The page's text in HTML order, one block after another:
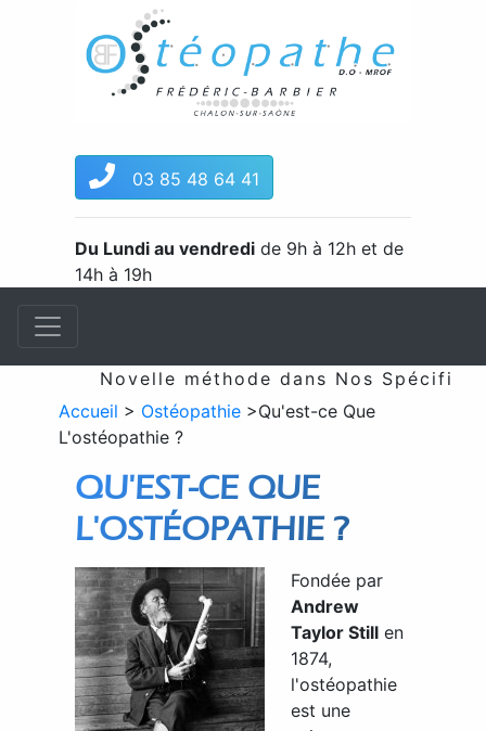
03 85 48 64 41
Du Lundi au vendredi de 9h à 12h et de
14h à 19h
Novelle méthode dans Nos
Accueil > Ostéopathie >Qu'est-ce Que
L'ostéopathie ?
QU'EST-CE QUE
L'OSTÉOPATHIE ?
Fondée par
Andrew
Taylor Still en
1874,
l'ostéopathie
est une